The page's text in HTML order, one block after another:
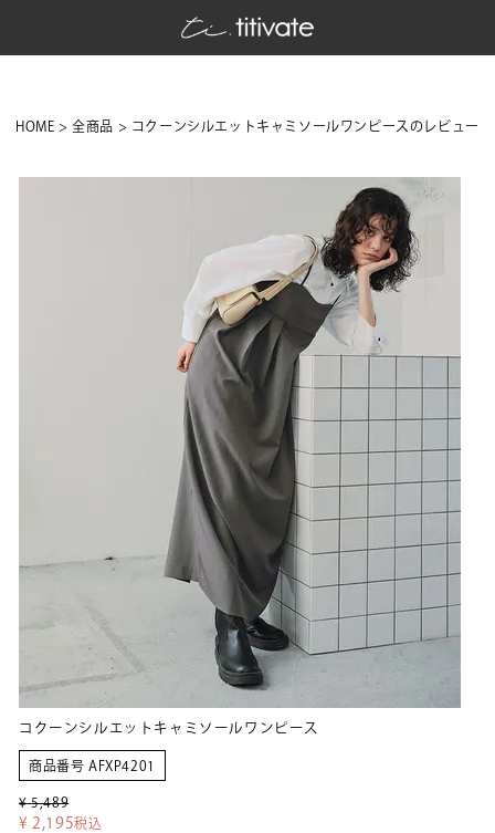
HOME 全商品 コクーンシルエットキャミソールワンピースのレビュー
コクーンシルエットキャミソールワンピース
商品番号 AFXP4201
¥ 5,489
¥ 2,195税込